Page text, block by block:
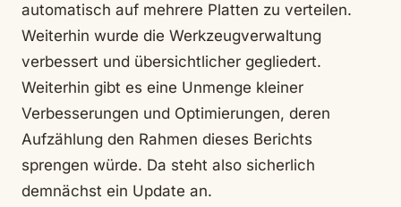
automatisch auf mehrere Platten zu verteilen.
Weiterhin wurde die Werkzeugverwaltung
verbessert und übersichtlicher gegliedert.
Weiterhin gibt es eine Unmenge kleiner
Verbesserungen und Optimierungen, deren
Aufzählung den Rahmen dieses Berichts
sprengen würde. Da steht also sicherlich
demnächst ein Update an.